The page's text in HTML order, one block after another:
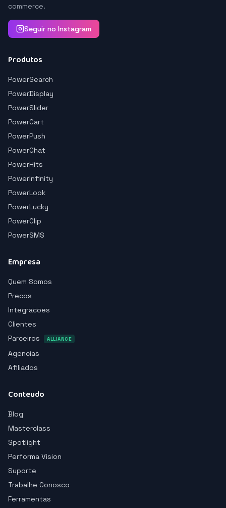
commerce.
Seguir no Instagram
Produtos
PowerSearch
PowerDisplay
PowerSlider
PowerCart
PowerPush
PowerChat
PowerHits
PowerInfinity
PowerLook
PowerLucky
PowerClip
PowerSMS
Empresa
Quem Somos
Precos
Integracoes
Clientes
Parceiros
ALLIANCE
Agencias
Afiliados
Conteudo
Blog
Masterclass
Spotlight
Performa Vision
Suporte
Trabalhe Conosco
Ferramentas